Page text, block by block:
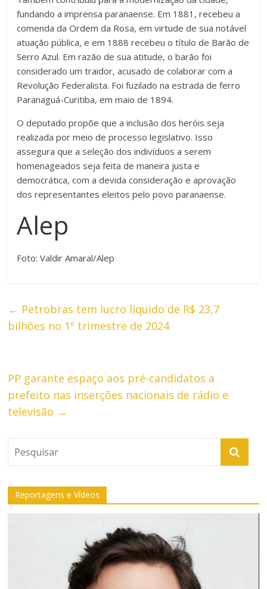
fundando a imprensa paranaense. Em 1881, recebeu a
comenda da Ordem da Rosa, em virtude de sua notável
atuação pública, e em 1888 recebeu o título de Barão de
Serro Azul. Em razão de sua atitude, o barão foi
considerado um traidor, acusado de colaborar com a
Revolução Federalista. Foi fuzilado na estrada de ferro
Paranaguá-Curitiba, em maio de 1894.
O deputado propõe que a inclusão dos heróis seja
realizada por meio de processo legislativo. Isso
assegura que a seleção dos indivíduos a serem
homenageados seja feita de maneira justa e
democrática, com a devida consideração e aprovação
dos representantes eleitos pelo povo paranaense.
Alep
Foto: Valdir Amaral/Alep
← Petrobras tem lucro líquido de R$ 23,7
bilhões no 1º trimestre de 2024
PP garante espaço aos pré-candidatos a
prefeito nas inserções nacionais de rádio e
televisão →
Reportagens e Vídeos